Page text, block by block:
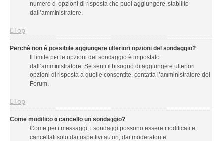
numero di opzioni di risposta che puoi aggiungere, stabilito
dall’amministratore.
Top
Perché non è possibile aggiungere ulteriori opzioni del sondaggio?
Il limite per le opzioni del sondaggio è impostato
dall’amministratore. Se senti il bisogno di aggiungere ulteriori
opzioni di risposta a quelle consentite, contatta l’amministratore del
Forum.
Top
Come modifico o cancello un sondaggio?
Come per i messaggi, i sondaggi possono essere modificati e
cancellati solo dai rispettivi autori, dai moderatori e